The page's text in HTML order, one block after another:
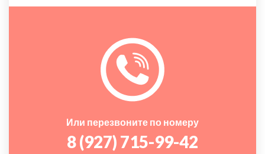
Или перезвоните по номеру
8 (927) 715-99-42